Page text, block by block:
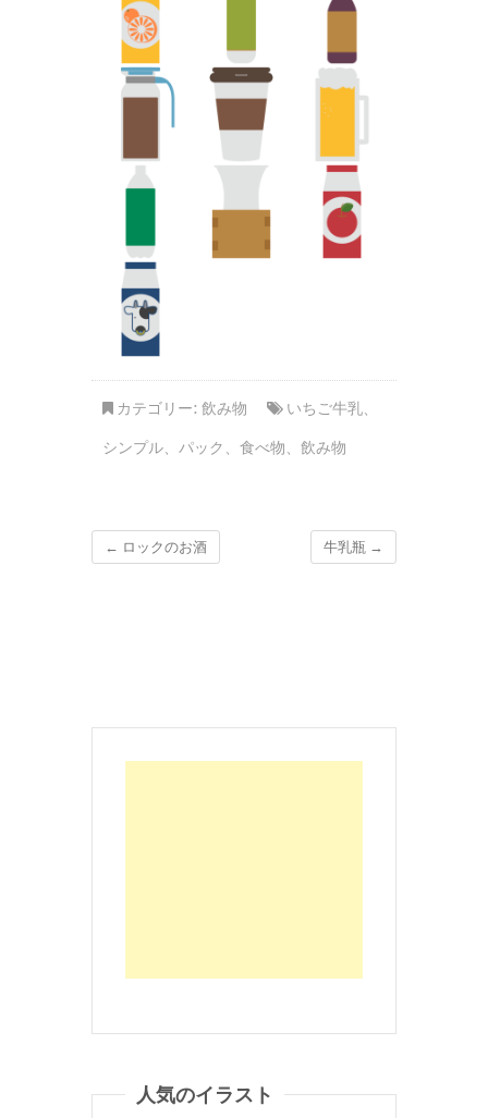
カテゴリー: 飲み物 いちご牛乳、
シンプル、 パック 、 食べ物、 飲み物
← ロックのお酒 牛乳瓶 →
人気のイラスト